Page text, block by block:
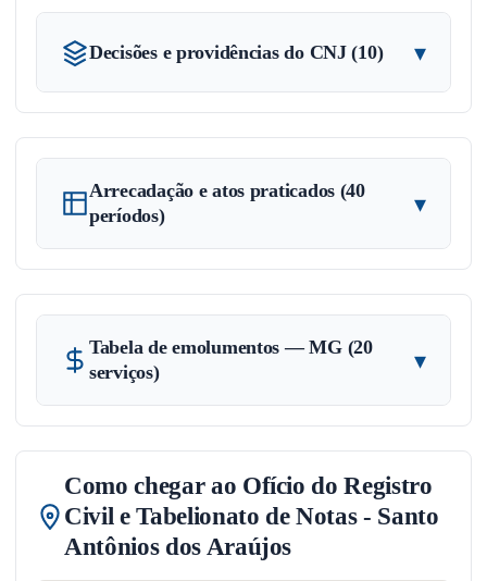
Decisões e providências do CNJ (10) ▾
Arrecadação e atos praticados (40
períodos)
▾
Tabela de emolumentos — MG (20
serviços)
▾
Como chegar ao Ofício do Registro
Civil e Tabelionato de Notas - Santo
Antônios dos Araújos